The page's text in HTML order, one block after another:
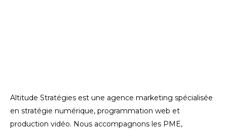
Altitude Stratégies est une agence marketing spécialisée
en stratégie numérique, programmation web et
production vidéo. Nous accompagnons les PME,